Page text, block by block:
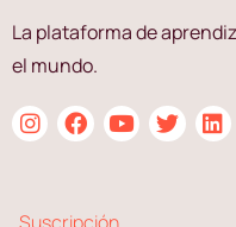
La plataforma de
el mundo.